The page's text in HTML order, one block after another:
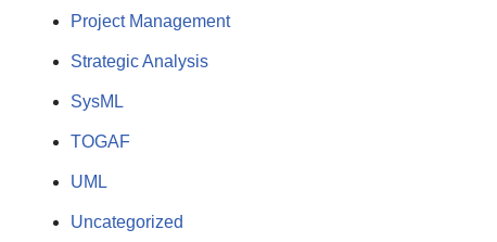
Project Management
Strategic Analysis
SysML
TOGAF
UML
Uncategorized